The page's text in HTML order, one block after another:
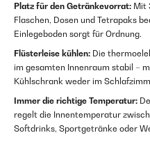
Platz für den Getränkevorrat: Mit
Flaschen, Dosen und Tetrapaks
Einlegeboden sorgt für Ordnung.
Flüsterleise kühlen: Die
im gesamten Innenraum stabil –
Kühlschrank weder im
Immer die richtige Temperatur:
regelt die Innentemperatur
Softdrinks, Sportgetränke oder